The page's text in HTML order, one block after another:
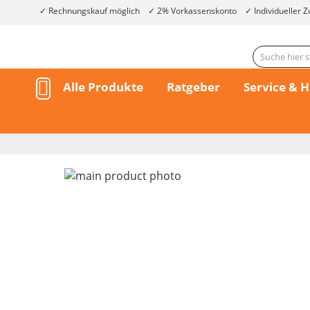
Rechnungskauf möglich 2% Vorkassenskonto Individueller
Alle Produkte Ratgeber Service &
Skip